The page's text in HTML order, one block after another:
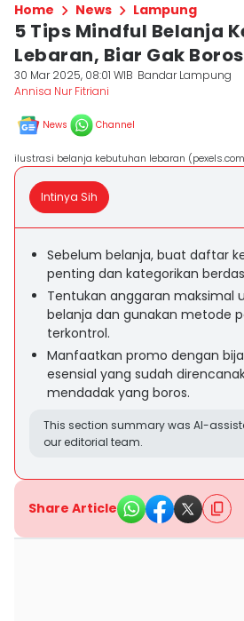
Home News Lampung
5 Tips Mindful Belanja
Lebaran, Biar Gak
30 Mar 2025, 08:01 WIB Bandar Lampung
Annisa Nur Fitriani
News Channel
ilustrasi belanja kebutuhan lebaran
Intinya Sih
Sebelum belanja, buat daftar
penting dan kategorikan
Tentukan anggaran maksimal
belanja dan gunakan metode
terkontrol.
Manfaatkan promo dengan
esensial yang sudah
mendadak yang boros.
This section summary was AI-
our editorial team.
Share Article